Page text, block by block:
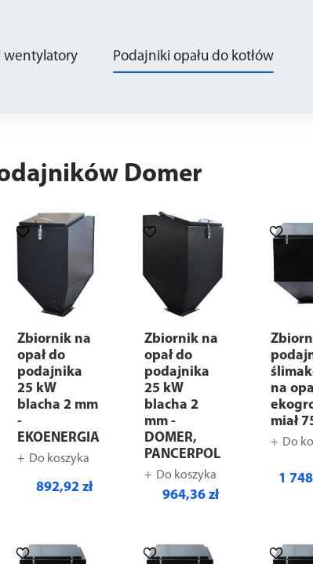
wentylatory Podajniki opału do kotłów
Domer
Zbiornik na
opał do
podajnika
25 kW
blacha 2 mm
-
EKOENERGIA
Do koszyka
892,92 zł
Zbiornik na
opał do
podajnika
25 kW
blacha 2
mm -
DOMER,
PANCERPOL
Do koszyka
964,36 zł
na
miał
Do
1